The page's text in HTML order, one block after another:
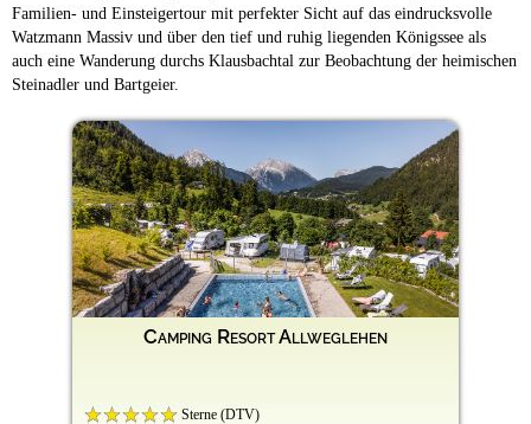
Familien- und Einsteigertour mit perfekter Sicht auf das eindrucksvolle
Watzmann Massiv und über den tief und ruhig liegenden Königssee als
auch eine Wanderung durchs Klausbachtal zur Beobachtung der heimischen
Steinadler und Bartgeier.
Camping Resort Allweglehen
Sterne (DTV)